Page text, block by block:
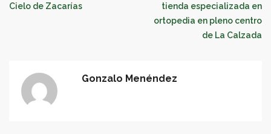
Cielo de Zacarías
tienda especializada en
ortopedia en pleno centro
de La Calzada
Gonzalo Menéndez